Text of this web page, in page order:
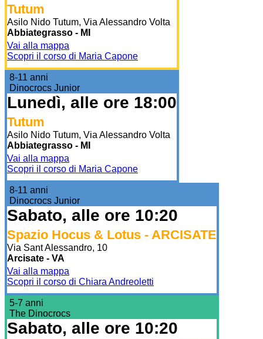
Tutum
Asilo Nido Tutum, Via Alessandro Volta
Abbiategrasso - MI
Vai alla mappa
Scopri il corso di Maria Capone
8-11 anni
Dinocrocs Junior
Lunedì, alle ore 18:00
Tutum
Asilo Nido Tutum, Via Alessandro Volta
Abbiategrasso - MI
Vai alla mappa
Scopri il corso di Maria Capone
8-11 anni
Dinocrocs Junior
Sabato, alle ore 10:20
Spazio Hocus & Lotus - ARCISATE
Via Sant Alessandro, 10
Arcisate - VA
Vai alla mappa
Scopri il corso di Chiara Andreoletti
5-7 anni
The Dinocrocs
Sabato, alle ore 10:20